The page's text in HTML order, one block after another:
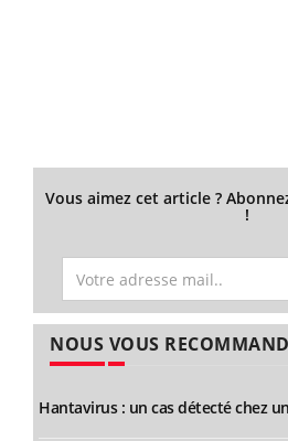
Vous aimez cet article ?
!
NOUS VOUS
Hantavirus : un cas détecté chez